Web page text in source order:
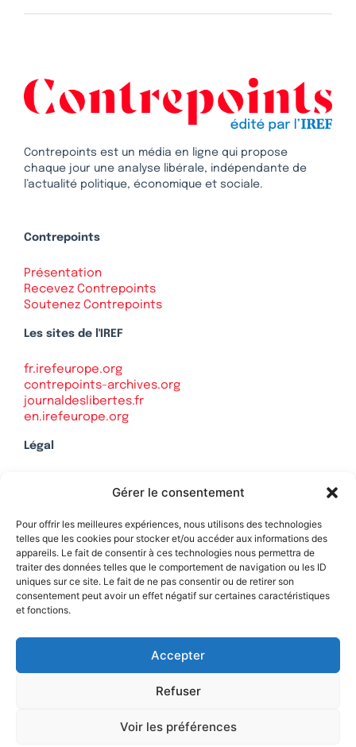
Gérer le consentement
Pour offrir les meilleures expériences, nous utilisons des technologies
telles que les cookies pour stocker et/ou accéder aux informations des
appareils. Le fait de consentir à ces technologies nous permettra de
traiter des données telles que le comportement de navigation ou les ID
uniques sur ce site. Le fait de ne pas consentir ou de retirer son
consentement peut avoir un effet négatif sur certaines caractéristiques
et fonctions.
Accepter
Refuser
Voir les préférences
Contrepoints est un média en ligne qui propose
chaque jour une analyse libérale, indépendante de
l’actualité politique, économique et sociale.
Contrepoints
Présentation
Recevez Contrepoints
Soutenez Contrepoints
Les sites de l'IREF
fr.irefeurope.org
contrepoints-archives.org
journaldeslibertes.fr
en.irefeurope.org
Légal
Politique de confidentialité
Contact
Soutenez Contrepoints